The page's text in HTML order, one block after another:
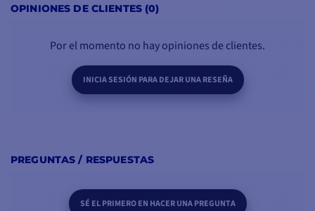
OPINIONES DE CLIENTES (0)
Por el momento no hay opiniones de clientes.
INICIA SESIÓN PARA DEJAR UNA RESEÑA
PREGUNTAS / RESPUESTAS
SÉ EL PRIMERO EN HACER UNA PREGUNTA